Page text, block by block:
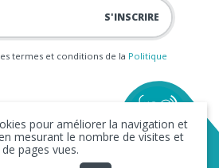
termes et conditions de la Politique
pour améliorer la navigation et
mesurant le nombre de visites et
de pages vues.